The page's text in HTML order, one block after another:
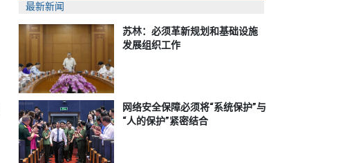
最新新闻
苏林：必须革新规划和基础设施
发展组织工作
网络安全保障必须将“系统保护”与
“人的保护”紧密结合